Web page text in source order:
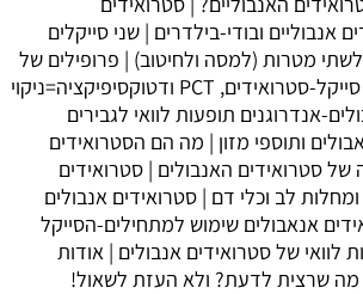
אנבוליים ובודי-בילדרים | שני סייקלים
מטרות (למסה ולחיטוב) | פרופילים של
סייקל-סטרואידים, PCT ודטוקסיפיקציה=ניקוי
אנדרוגנים תופעות לוואי לגבירים
ותוספי מזון | מה הם הסטרואידים
של סטרואידים האנבולים | סטרואידים
לב וכלי דם | סטרואידים אנבולים
אנאבולים שימוש למתחילים-הסייקל
לוואי של סטרואידים אנבולים | אודות
מה שרצית לדעת? ולא העזת לשאול!